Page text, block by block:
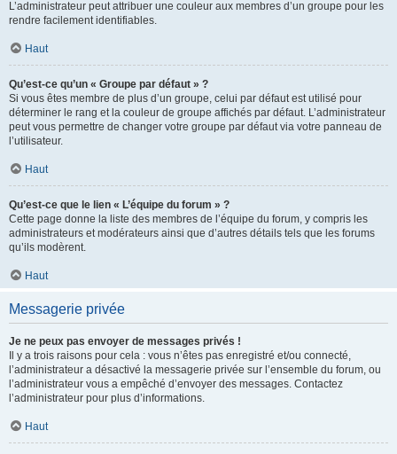
L’administrateur peut attribuer une couleur aux membres d’un groupe pour les
rendre facilement identifiables.
Haut
Qu’est-ce qu’un « Groupe par défaut » ?
Si vous êtes membre de plus d’un groupe, celui par défaut est utilisé pour
déterminer le rang et la couleur de groupe affichés par défaut. L’administrateur
peut vous permettre de changer votre groupe par défaut via votre panneau de
l’utilisateur.
Haut
Qu’est-ce que le lien « L’équipe du forum » ?
Cette page donne la liste des membres de l’équipe du forum, y compris les
administrateurs et modérateurs ainsi que d’autres détails tels que les forums
qu’ils modèrent.
Haut
Messagerie privée
Je ne peux pas envoyer de messages privés !
Il y a trois raisons pour cela : vous n’êtes pas enregistré et/ou connecté,
l’administrateur a désactivé la messagerie privée sur l’ensemble du forum, ou
l’administrateur vous a empêché d’envoyer des messages. Contactez
l’administrateur pour plus d’informations.
Haut